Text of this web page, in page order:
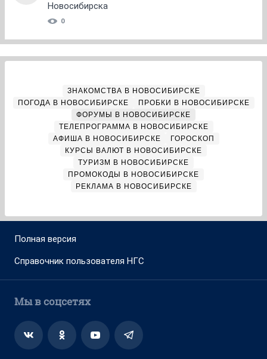
Новосибирска
0
ЗНАКОМСТВА В НОВОСИБИРСКЕ
ПОГОДА В НОВОСИБИРСКЕ
ПРОБКИ В НОВОСИБИРСКЕ
ФОРУМЫ В НОВОСИБИРСКЕ
ТЕЛЕПРОГРАММА В НОВОСИБИРСКЕ
АФИША В НОВОСИБИРСКЕ
ГОРОСКОП
КУРСЫ ВАЛЮТ В НОВОСИБИРСКЕ
ТУРИЗМ В НОВОСИБИРСКЕ
ПРОМОКОДЫ В НОВОСИБИРСКЕ
РЕКЛАМА В НОВОСИБИРСКЕ
Полная версия
Справочник пользователя НГС
Мы в соцсетях